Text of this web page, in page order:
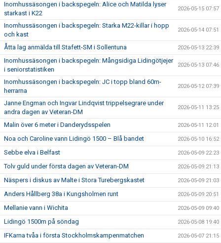
Inomhussäsongen i backspegeln: Alice och Matilda lyser
starkast i K22
2026-05-15 07:57
Inomhussäsongen i backspegeln: Starka M22-killar i hopp
och kast
2026-05-14 07:51
Åtta lag anmälda till Stafett-SM i Sollentuna 2026-05-13 22:39
Inomhussäsongen i backspegeln: Mångsidiga Lidingötjejer
i seniorstatistiken
2026-05-13 07:46
Inomhussäsongen i backspegeln: JC i topp bland 60m-
herrarna
2026-05-12 07:39
Janne Engman och Ingvar Lindqvist trippelsegrare under
andra dagen av Veteran-DM
2026-05-11 13:25
Malin över 6 meter i Danderydsspelen 2026-05-11 12:01
Noa och Caroline vann Lidingö 1500 – Blå bandet 2026-05-10 16:52
Sebbe elva i Belfast 2026-05-09 22:23
Tolv guld under första dagen av Veteran-DM 2026-05-09 21:13
Näspers i diskus av Malte i Stora Turebergskastet 2026-05-09 21:03
Anders Hållberg 38a i Kungsholmen runt 2026-05-09 20:51
Mellanie vann i Wichita 2026-05-09 09:40
Lidingö 1500m på söndag 2026-05-08 19:40
IFKarna tvåa i första Stockholmskampenmatchen 2026-05-07 21:15